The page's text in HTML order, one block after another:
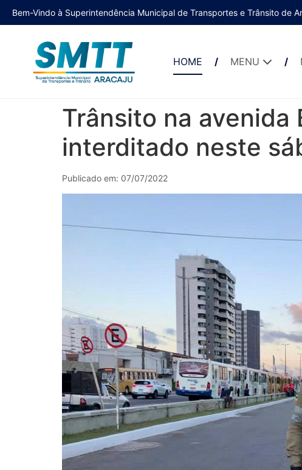
Bem-Vindo à Superintendência Municipal de Transportes e Trânsito de
HOME MENU
Trânsito na
interditado neste
Publicado em: 07/07/2022